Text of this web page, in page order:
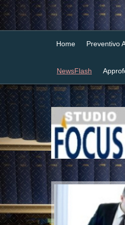
Home Preventivo
NewsFlash